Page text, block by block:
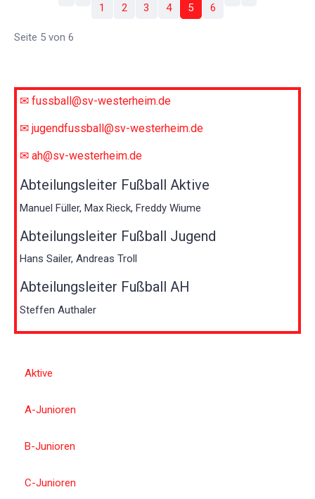
1 2 3 4 5 6
Seite 5 von 6
✉ fussball@sv-westerheim.de
✉ jugendfussball@sv-westerheim.de
✉ ah@sv-westerheim.de
Abteilungsleiter Fußball Aktive
Manuel Füller, Max Rieck, Freddy Wiume
Abteilungsleiter Fußball Jugend
Hans Sailer, Andreas Troll
Abteilungsleiter Fußball AH
Steffen Authaler
Aktive
A-Junioren
B-Junioren
C-Junioren